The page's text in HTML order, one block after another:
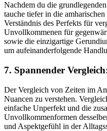
Nachdem du die
tauche tiefer in die
Verständnis des Perfekts für
Unvollkommenen für
sowie die einzigartige
um aufeinanderfolgende
7. Spannender
Der Vergleich von Zeiten im
Nuancen zu verstehen.
einfache Unperfekt und die
Unvollkommenformen
und Aspektgefühl in der